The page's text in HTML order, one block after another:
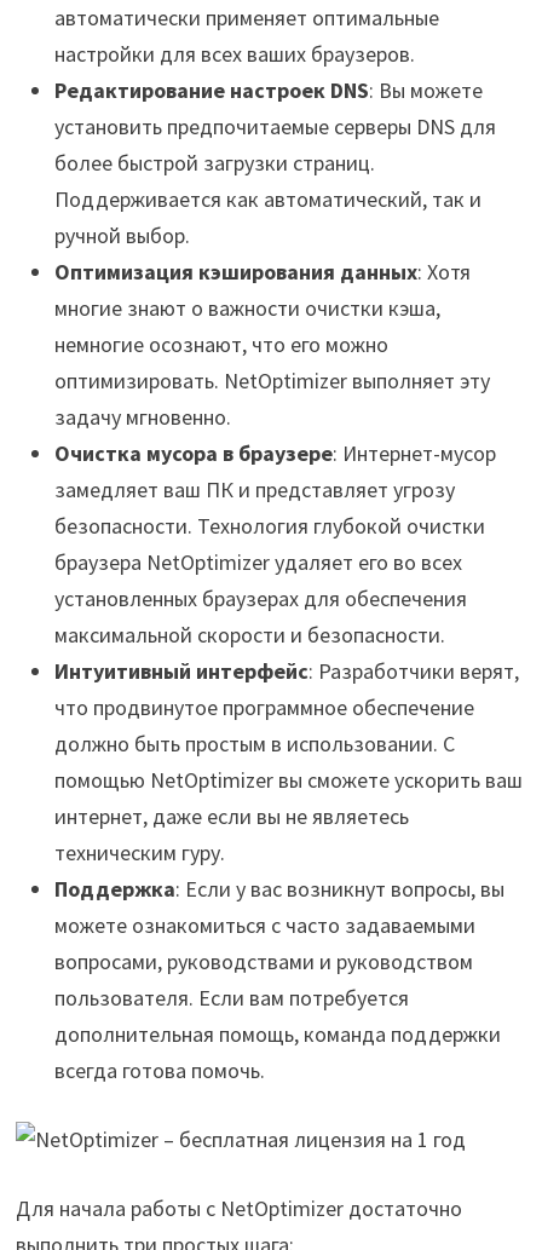
автоматически применяет оптимальные
настройки для всех ваших браузеров.
Редактирование настроек DNS: Вы можете
установить предпочитаемые серверы DNS для
более быстрой загрузки страниц.
Поддерживается как автоматический, так и
ручной выбор.
Оптимизация кэширования данных: Хотя
многие знают о важности очистки кэша,
немногие осознают, что его можно
оптимизировать. NetOptimizer выполняет эту
задачу мгновенно.
Очистка мусора в браузере: Интернет-мусор
замедляет ваш ПК и представляет угрозу
безопасности. Технология глубокой очистки
браузера NetOptimizer удаляет его во всех
установленных браузерах для обеспечения
максимальной скорости и безопасности.
Интуитивный интерфейс: Разработчики верят,
что продвинутое программное обеспечение
должно быть простым в использовании. С
помощью NetOptimizer вы сможете ускорить ваш
интернет, даже если вы не являетесь
техническим гуру.
Поддержка: Если у вас возникнут вопросы, вы
можете ознакомиться с часто задаваемыми
вопросами, руководствами и руководством
пользователя. Если вам потребуется
дополнительная помощь, команда поддержки
всегда готова помочь.
Для начала работы с NetOptimizer достаточно